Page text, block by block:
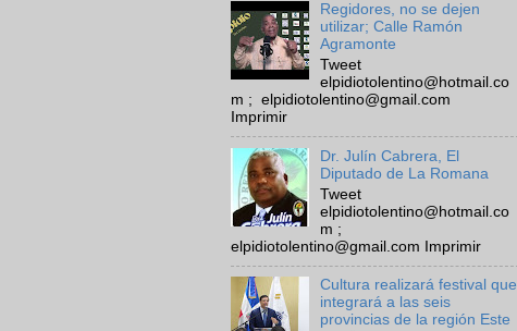
Regidores, no se dejen
utilizar; Calle Ramón
Agramonte
Tweet
elpidiotolentino@hotmail.co
m ; elpidiotolentino@gmail.com
Imprimir
Dr. Julín Cabrera, El
Diputado de La Romana
Tweet
elpidiotolentino@hotmail.co
m ;
elpidiotolentino@gmail.com Imprimir
Cultura realizará festival que
integrará a las seis
provincias de la región Este